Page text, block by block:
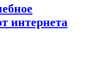
интернета